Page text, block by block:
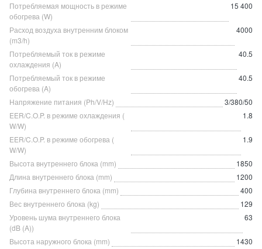
Потребляемая мощность в режиме
обогрева (W)
15 400
Расход воздуха внутренним блоком
(m3/h)
4000
Потребляемый ток в режиме
охлаждения (A)
40.5
Потребляемый ток в режиме
обогрева (A)
40.5
Напряжение питания (Ph/V/Hz)
3/380/50
EER/C.O.P. в режиме охлаждения (
W/W)
1.8
EER/C.O.P. в режиме обогрева (
W/W)
1.9
Высота внутреннего блока (mm)
1850
Длина внутреннего блока (mm)
1200
Глубина внутреннего блока (mm)
400
Вес внутреннего блока (kg)
129
Уровень шума внутреннего блока
(dB (A))
63
Высота наружного блока (mm)
1430